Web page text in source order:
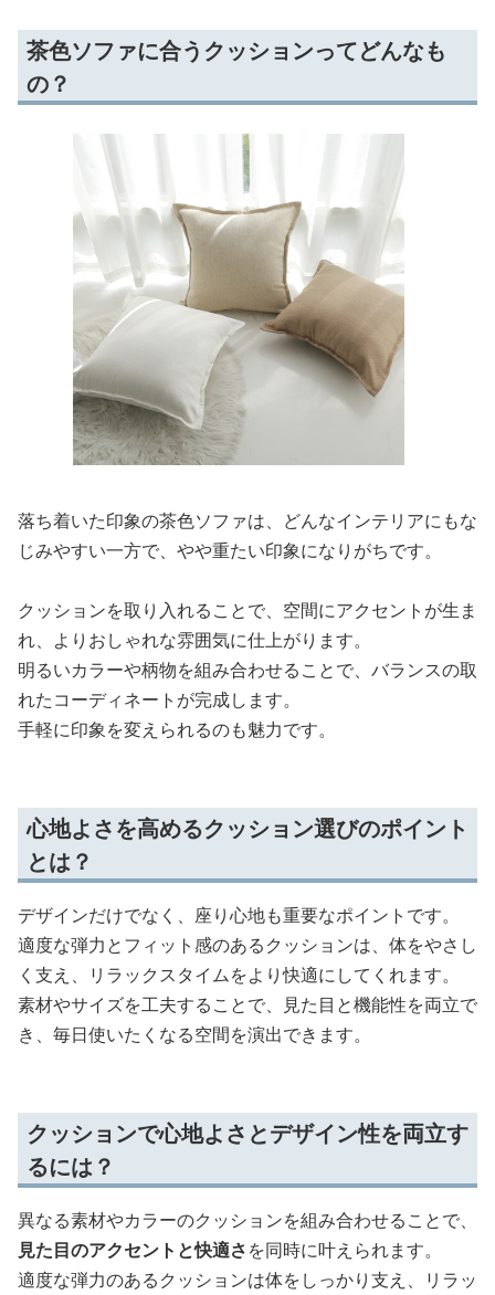
茶色ソファに合うクッションってどんなも
の？
落ち着いた印象の茶色ソファは、どんなインテリアにもな
じみやすい一方で、やや重たい印象になりがちです。
クッションを取り入れることで、空間にアクセントが生ま
れ、よりおしゃれな雰囲気に仕上がります。
明るいカラーや柄物を組み合わせることで、バランスの取
れたコーディネートが完成します。
手軽に印象を変えられるのも魅力です。
心地よさを高めるクッション選びのポイント
とは？
デザインだけでなく、座り心地も重要なポイントです。
適度な弾力とフィット感のあるクッションは、体をやさし
く支え、リラックスタイムをより快適にしてくれます。
素材やサイズを工夫することで、見た目と機能性を両立で
き、毎日使いたくなる空間を演出できます。
クッションで心地よさとデザイン性を両立す
るには？
異なる素材やカラーのクッションを組み合わせることで、
見た目のアクセントと快適さを同時に叶えられます。
適度な弾力のあるクッションは体をしっかり支え、リラッ